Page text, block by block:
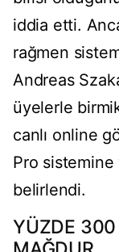
iddia etti.
rağmen
Andreas
üyelerle
canlı online
Pro sistemine
belirlendi.
YÜZDE 300